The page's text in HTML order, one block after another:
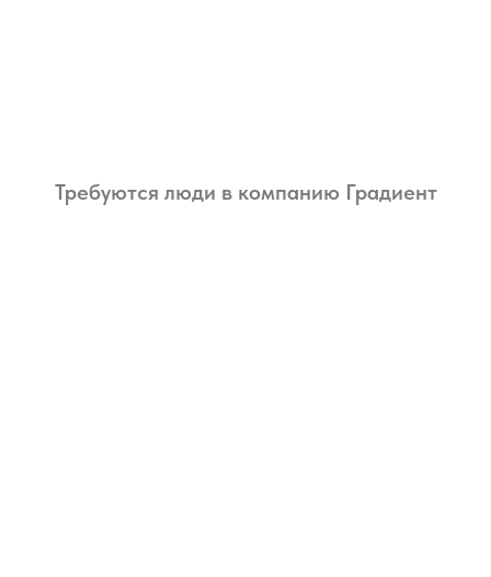
Требуются люди в компанию Градиент